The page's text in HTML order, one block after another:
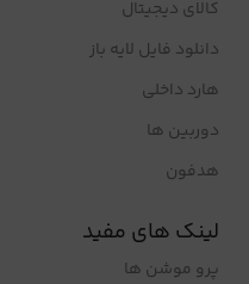
کالای دیجیتال
دانلود فایل لایه باز
هارد داخلی
دوربین ها
هدفون
لینک های مفید
پرو موشن ها